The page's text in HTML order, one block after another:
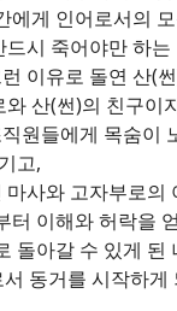
에게 인어로서의
드시 죽어야만 하는
이유로 돌연 산(
산(썬)의 친구이
원들에게 목숨이
고,
마사와 고자부로의
터 이해와 허락을
돌아갈 수 있게 된
동거를 시작하게